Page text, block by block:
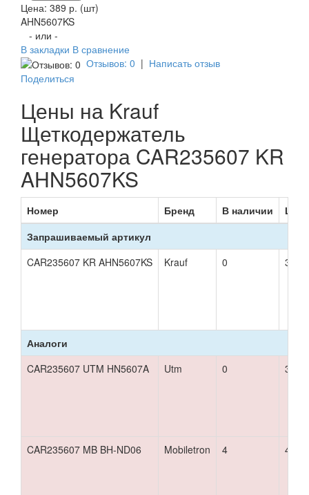
Цена: 389 р. (шт)
AHN5607KS
- или -
В закладки В сравнение
Отзывов: 0 | Написать отзыв
Поделиться
Цены на Krauf
Щеткодержатель
генератора CAR235607 KR
AHN5607KS
Номер Бренд В наличии
Цена
Запрашиваемый артикул
CAR235607 KR AHN5607KS
Krauf 0 389
Аналоги
CAR235607 UTM HN5607A
Utm 0 359
CAR235607 MB BH-ND06 Mobiletron 4 410